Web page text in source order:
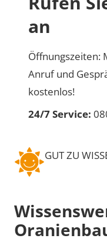
an
Öffnungszeiten:
Anruf und
kostenlos!
24/7 Service:
GUT ZU